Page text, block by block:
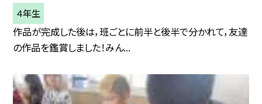
４年生
作品が完成した後は，班ごとに前半と後半で分かれて，友達
の作品を鑑賞しました！みん...